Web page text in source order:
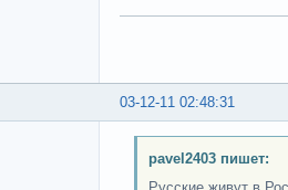
03-12-11 02:48:31
pavel2403 пишет: